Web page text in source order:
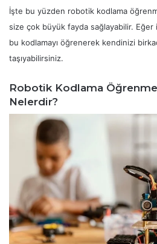
İşte bu yüzden robotik kodlama
size çok büyük fayda sağlayabilir. Eğer
bu kodlamayı öğrenerek kendinizi
taşıyabilirsiniz.
Robotik Kodlama
Nelerdir?